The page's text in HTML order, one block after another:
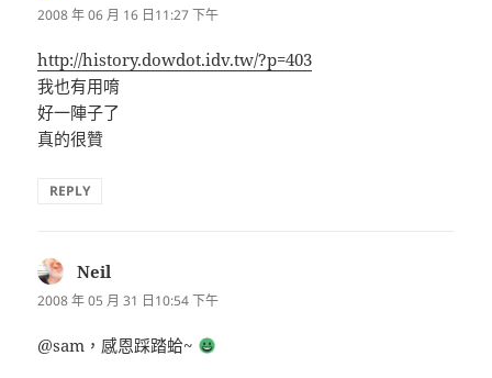
示:
2008 年 06 月 16 日11:27 下午
http://history.dowdot.idv.tw/?p=403
我也有用唷
好一陣子了
真的很贊
REPLY
Neil
示:
2008 年 05 月 31 日10:54 下午
@sam，感恩踩踏蛤~